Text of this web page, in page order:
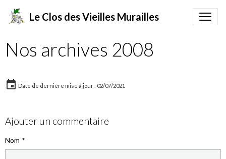
Le Clos des Vieilles Murailles
Nos archives 2008
Date de dernière mise à jour : 02/07/2021
Ajouter un commentaire
Nom